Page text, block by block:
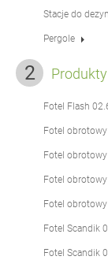
Stacje do
Pergole
Produkty
Fotel Flash
Fotel
Fotel
Fotel
Fotel
Fotel Scandik
Fotel Scandik